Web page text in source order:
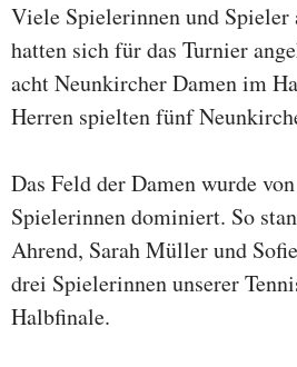
Viele Spielerinnen und Spieler
hatten sich für das Turnier
acht Neunkircher Damen im
Herren spielten fünf
Das Feld der Damen wurde
Spielerinnen dominiert. So
Ahrend, Sarah Müller und
drei Spielerinnen unserer
Halbfinale.